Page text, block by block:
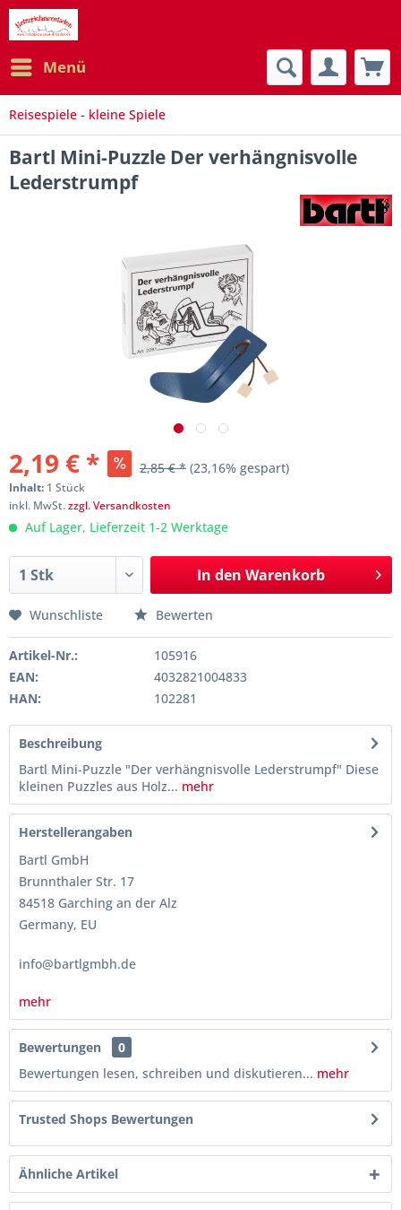
Menü
Reisespiele - kleine Spiele
Bartl Mini-Puzzle Der verhängnisvolle
Lederstrumpf
2,19 € * 2,85 € * (23,16% gespart)
Inhalt: 1 Stück
inkl. MwSt.zzgl. Versandkosten
Auf Lager, Lieferzeit 1-2 Werktage
In den Warenkorb
Wunschliste Bewerten
Artikel-Nr.:
105916
EAN:
4032821004833
HAN:
102281
Beschreibung
Bartl Mini-Puzzle "Der verhängnisvolle Lederstrumpf" Diese
kleinen Puzzles aus Holz... mehr
Herstellerangaben
Bartl GmbH
Brunnthaler Str. 17
84518 Garching an der Alz
Germany, EU
info@bartlgmbh.de
mehr
Bewertungen
0
Bewertungen lesen, schreiben und diskutieren... mehr
Trusted Shops Bewertungen
Ähnliche Artikel